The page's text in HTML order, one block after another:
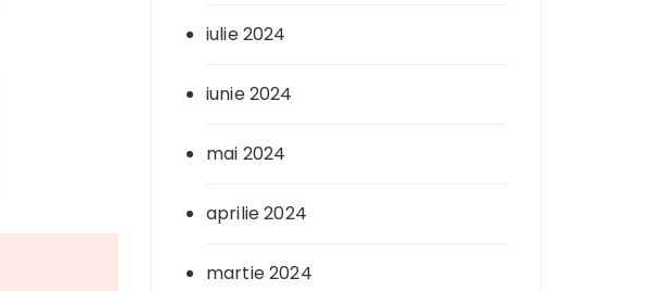
iulie 2024
iunie 2024
mai 2024
aprilie 2024
martie 2024